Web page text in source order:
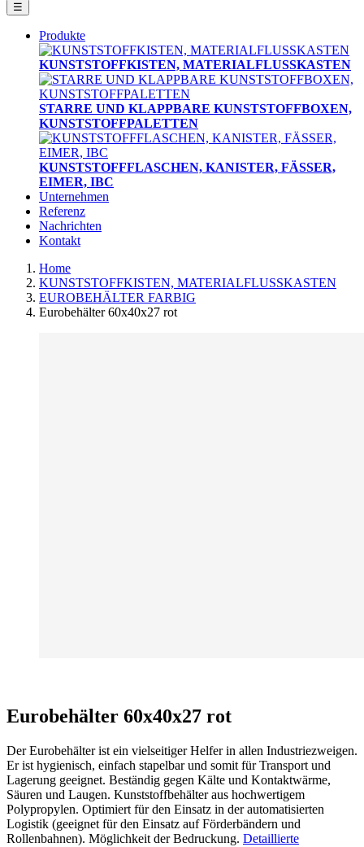
☰
Produkte
KUNSTSTOFFKISTEN, MATERIALFLUSSKASTEN
STARRE UND KLAPPBARE KUNSTSTOFFBOXEN,
KUNSTSTOFFPALETTEN
KUNSTSTOFFFLASCHEN, KANISTER, FÄSSER,
EIMER, IBC
Unternehmen
Referenz
Nachrichten
Kontakt
Home
KUNSTSTOFFKISTEN, MATERIALFLUSSKASTEN
EUROBEHÄLTER FARBIG
Eurobehälter 60x40x27 rot
Eurobehälter 60x40x27 rot
Der Eurobehälter ist ein vielseitiger Helfer in allen Industriezweigen.
Er ist hygienisch, einfach stapelbar und somit für Transport und
Lagerung geeignet. Beständig gegen Kälte und Kontaktwärme,
Säuren und Laugen. Kunststoffbehälter aus hochwertigem
Polypropylen. Optimiert für den Einsatz in der automatisierten
Logistik (geeignet für den Einsatz auf Förderbändern und
Rollenbahnen). Möglichkeit der Bedruckung. Detaillierte